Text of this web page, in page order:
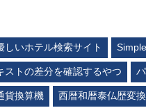
しいホテル検索サイト
ストの差分を確認するやつ
貨換算機 西暦和暦泰仏歴変